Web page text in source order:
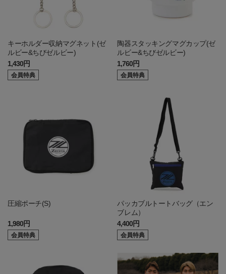
キーホルダー収納マグネット(ゼ
ルビー&ちびゼルビー)
1,430円
会員特典
陶器スタッキングマグカップ(ゼ
ルビー&ちびゼルビー)
1,760円
会員特典
圧縮ポーチ(S)
1,980円
会員特典
パッカブルトートバッグ（エン
ブレム）
4,400円
会員特典